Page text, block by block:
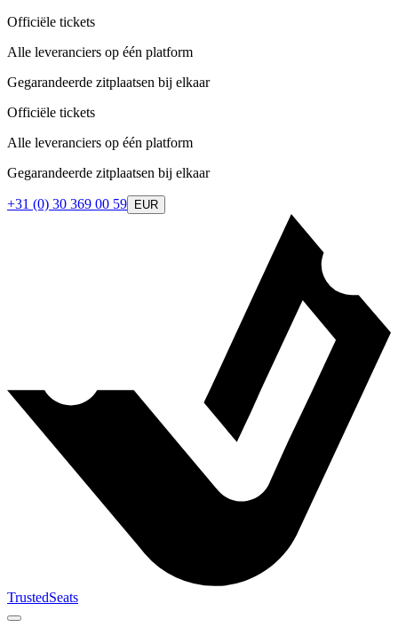
Officiële tickets
Alle leveranciers op één platform
Gegarandeerde zitplaatsen bij elkaar
Officiële tickets
Alle leveranciers op één platform
Gegarandeerde zitplaatsen bij elkaar
+31 (0) 30 369 00 59 EUR
TrustedSeats